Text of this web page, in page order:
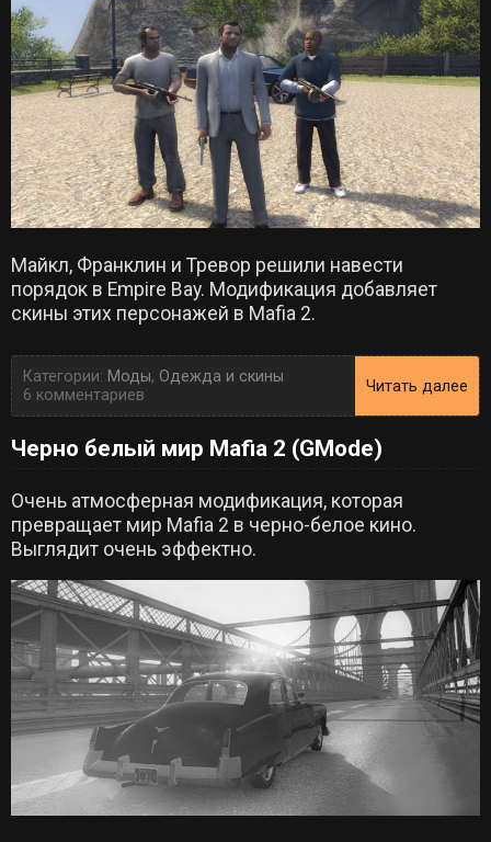
Майкл, Франклин и Тревор решили навести
порядок в Empire Bay. Модификация добавляет
скины этих персонажей в Mafia 2.
Категории: Моды, Одежда и скины
6 комментариев
Читать далее
Черно белый мир Mafia 2 (GMode)
Очень атмосферная модификация, которая
превращает мир Mafia 2 в черно-белое кино.
Выглядит очень эффектно.